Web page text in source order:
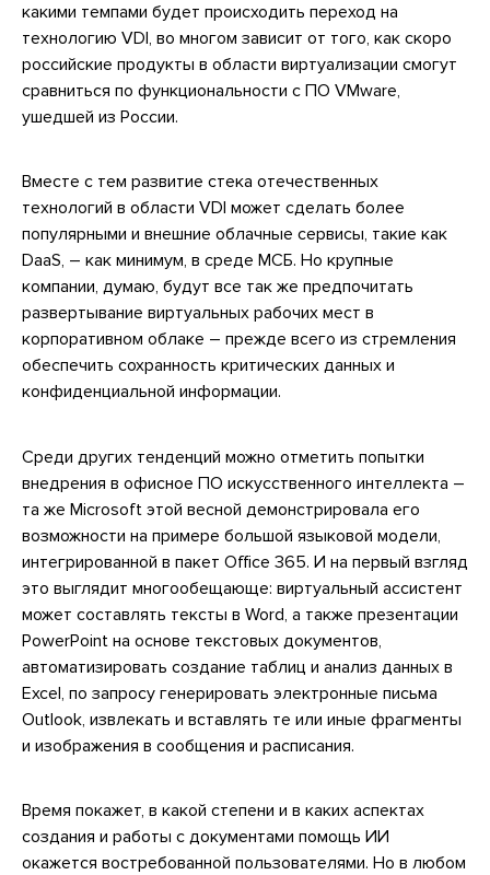
какими темпами будет происходить переход на
технологию VDI, во многом зависит от того, как скоро
российские продукты в области виртуализации смогут
сравниться по функциональности с ПО VMware,
ушедшей из России.
Вместе с тем развитие стека отечественных
технологий в области VDI может сделать более
популярными и внешние облачные сервисы, такие как
DaaS, – как минимум, в среде МСБ. Но крупные
компании, думаю, будут все так же предпочитать
развертывание виртуальных рабочих мест в
корпоративном облаке – прежде всего из стремления
обеспечить сохранность критических данных и
конфиденциальной информации.
Среди других тенденций можно отметить попытки
внедрения в офисное ПО искусственного интеллекта –
та же Microsoft этой весной демонстрировала его
возможности на примере большой языковой модели,
интегрированной в пакет Office 365. И на первый взгляд
это выглядит многообещающе: виртуальный ассистент
может составлять тексты в Word, а также презентации
PowerPoint на основе текстовых документов,
автоматизировать создание таблиц и анализ данных в
Excel, по запросу генерировать электронные письма
Outlook, извлекать и вставлять те или иные фрагменты
и изображения в сообщения и расписания.
Время покажет, в какой степени и в каких аспектах
создания и работы с документами помощь ИИ
окажется востребованной пользователями. Но в любом